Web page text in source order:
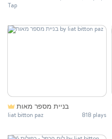
Tap
בניית מספר מאות
liat bitton paz 818 plays